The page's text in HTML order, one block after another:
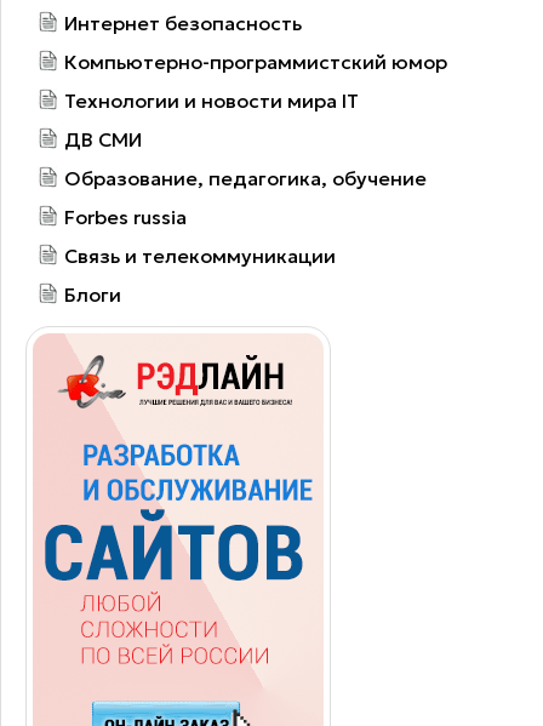
Интернет безопасность
Компьютерно-программистский юмор
Технологии и новости мира IT
ДВ СМИ
Образование, педагогика, обучение
Forbes russia
Связь и телекоммуникации
Блоги